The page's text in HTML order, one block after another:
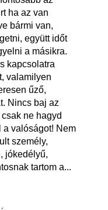
ha az van
bármi van,
együtt időt
a másikra.
kapcsolatra
valamilyen
űző,
Nincs baj az
ne hagyd
a valóságot! Nem
személy,
jókedélyű,
tartom a...